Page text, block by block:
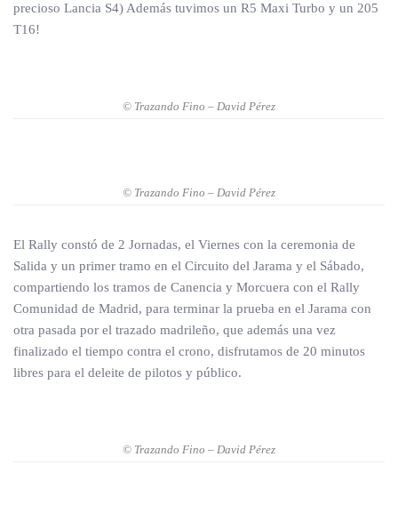
precioso Lancia S4) Además tuvimos un R5 Maxi Turbo y un 205
T16!
© Trazando Fino – David Pérez
© Trazando Fino – David Pérez
El Rally constó de 2 Jornadas, el Viernes con la ceremonia de
Salida y un primer tramo en el Circuito del Jarama y el Sábado,
compartiendo los tramos de Canencia y Morcuera con el Rally
Comunidad de Madrid, para terminar la prueba en el Jarama con
otra pasada por el trazado madrileño, que además una vez
finalizado el tiempo contra el crono, disfrutamos de 20 minutos
libres para el deleite de pilotos y público.
© Trazando Fino – David Pérez